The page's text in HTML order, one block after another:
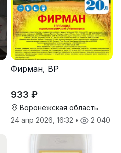
Фирман, ВР
933 ₽
Воронежская область
24 апр 2026, 16:32 • 2 040